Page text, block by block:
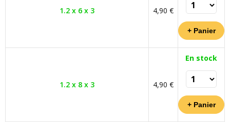
1.2 x 6 x 3 4,90 €
1.2 x 8 x 3 4,90 €
En stock